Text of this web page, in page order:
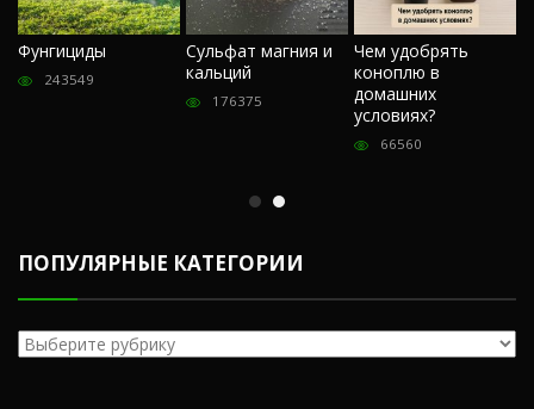
Фунгициды
243549
Сульфат магния и
кальций
176375
Чем удобрять
коноплю в
домашних
условиях?
66560
ПОПУЛЯРНЫЕ КАТЕГОРИИ
Популярные